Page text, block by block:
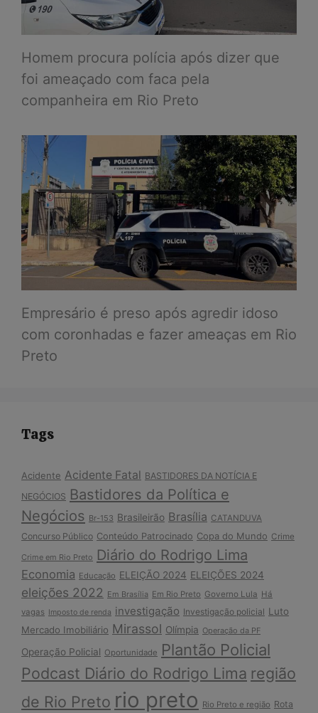
Homem procura polícia após dizer que
foi ameaçado com faca pela
companheira em Rio Preto
Empresário é preso após agredir idoso
com coronhadas e fazer ameaças em Rio
Preto
Tags
Acidente Acidente Fatal BASTIDORES DA NOTÍCIA E
NEGÓCIOS Bastidores da Política e
Negócios Br-153 Brasileirão Brasília CATANDUVA
Concurso Público Conteúdo Patrocinado Copa do Mundo Crime
Crime em Rio Preto Diário do Rodrigo Lima
Economia Educação ELEIÇÃO 2024 ELEIÇÕES 2024
eleições 2022 Em Brasília Em Rio Preto Governo Lula Há
vagas Imposto de renda investigação Investigação policial Luto
Mercado Imobiliário Mirassol Olímpia Operação da PF
Operação Policial Oportunidade Plantão Policial
Podcast Diário do Rodrigo Lima região
de Rio Preto rio preto Rio Preto e região Rota